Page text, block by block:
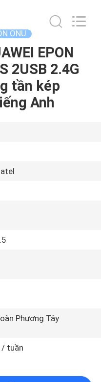
ONU
EPON
2USB 2.4G
tần kép
Anh
Phương Tây
/ tuần